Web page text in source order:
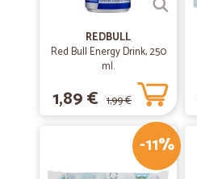
REDBULL
Red Bull Energy Drink, 250
ml.
1,89 € 1,99 €
-11%